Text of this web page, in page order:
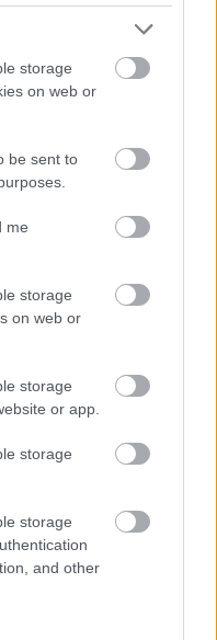
storage
on web or
be sent to
me
storage
on web or
storage
or app.
storage
storage
and other
HÍREK
Hírek
magyar válogatott
pályafutása.